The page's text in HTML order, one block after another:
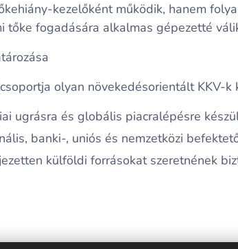
kezelőként működik, hanem
tőke fogadására alkalmas gépezetté
olyan növekedésorientált KKV-k
ugrásra és globális piacralépésre
banki-, uniós és nemzetközi
külföldi forrásokat szeretnének